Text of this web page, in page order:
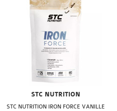
STC NUTRITION
STC NUTRITION IRON FORCE VANILLE